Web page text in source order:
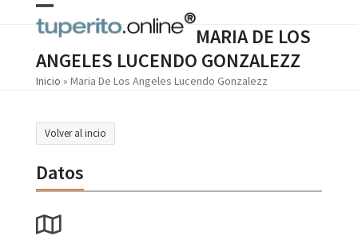
Open
mobile
menu
Close
mobile
menu
MARIA DE LOS
ANGELES LUCENDO GONZALEZZ
Inicio » Maria De Los Angeles Lucendo Gonzalezz
Volver al incio
Datos